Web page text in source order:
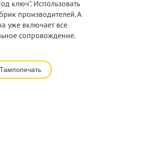
ключ". Использовать
производителей. А
уже включает все
сопровождение.
Тампопечать